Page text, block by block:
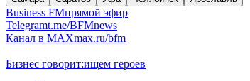
Business FMпрямой эфир
Telegramt.me/BFMnews
Канал в MAXmax.ru/bfm
Бизнес говорит:ищем героев